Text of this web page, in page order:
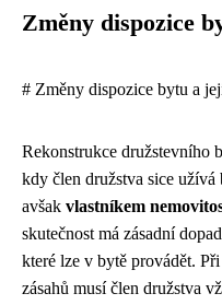
Změny dispozice
# Změny dispozice bytu a
Rekonstrukce družstevního
kdy člen družstva sice
avšak vlastníkem
skutečnost má zásadní
které lze v bytě provádět.
zásahů musí člen družstva